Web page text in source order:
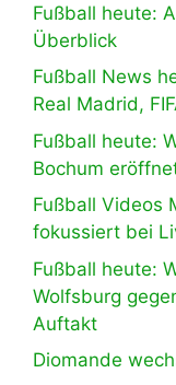
Fußball heute:
Überblick
Fußball News
Real Madrid,
Fußball heute:
Bochum
Fußball Videos
fokussiert bei
Fußball heute:
Wolfsburg
Auftakt
Diomande